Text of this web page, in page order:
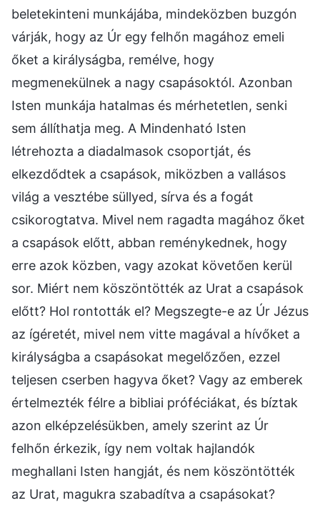
beletekinteni munkájába, mindeközben buzgón
várják, hogy az Úr egy felhőn magához emeli
őket a királyságba, remélve, hogy
megmenekülnek a nagy csapásoktól. Azonban
Isten munkája hatalmas és mérhetetlen, senki
sem állíthatja meg. A Mindenható Isten
létrehozta a diadalmasok csoportját, és
elkezdődtek a csapások, miközben a vallásos
világ a vesztébe süllyed, sírva és a fogát
csikorogtatva. Mivel nem ragadta magához őket
a csapások előtt, abban reménykednek, hogy
erre azok közben, vagy azokat követően kerül
sor. Miért nem köszöntötték az Urat a csapások
előtt? Hol rontották el? Megszegte-e az Úr Jézus
az ígéretét, mivel nem vitte magával a hívőket a
királyságba a csapásokat megelőzően, ezzel
teljesen cserben hagyva őket? Vagy az emberek
értelmezték félre a bibliai próféciákat, és bíztak
azon elképzelésükben, amely szerint az Úr
felhőn érkezik, így nem voltak hajlandók
meghallani Isten hangját, és nem köszöntötték
az Urat, magukra szabadítva a csapásokat?